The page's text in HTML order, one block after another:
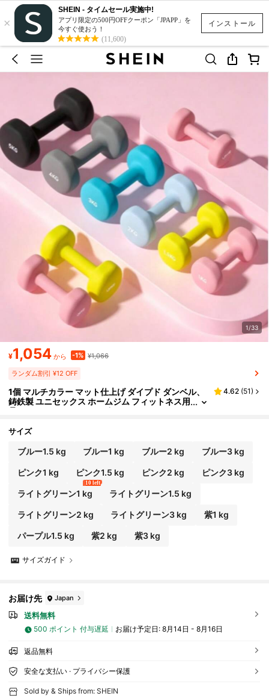
インストール
×
SHEIN - タイムセール実施中!
アプリ限定の500円OFFクーポン「JPAPP」を
今すぐ使おう！
(11,600)
1/33
¥1,054 から -1% ¥1,066
ランダム割引 ¥12 OFF
1個 マルチカラー マット仕上げ ダイプド ダンベル、
鋳鉄製 ユニセックス ホームジム フィットネス用
品 ジムアクセサリー、スポーツ、ジム、ホーム
ト、女性用ダンベル、男性用ダンベル
4.62 (51)
サイズ
ブルー1.5 kg ブルー1 kg ブルー2 kg ブルー3 kg
ピンク1 kg ピンク1.5 kg ピンク2 kg ピンク3 kg
ライトグリーン1 kg
10 left
ライトグリーン1.5 kg
ライトグリーン2 kg ライトグリーン3 kg 紫1 kg
パープル1.5 kg 紫2 kg 紫3 kg
サイズガイド
お届け先 Japan
送料無料
500 ポイント 付与遅延 お届け予定日: 8月14日 - 8月16日
返品無料
安全な支払い · プライバシー保護
Sold by & Ships from: SHEIN